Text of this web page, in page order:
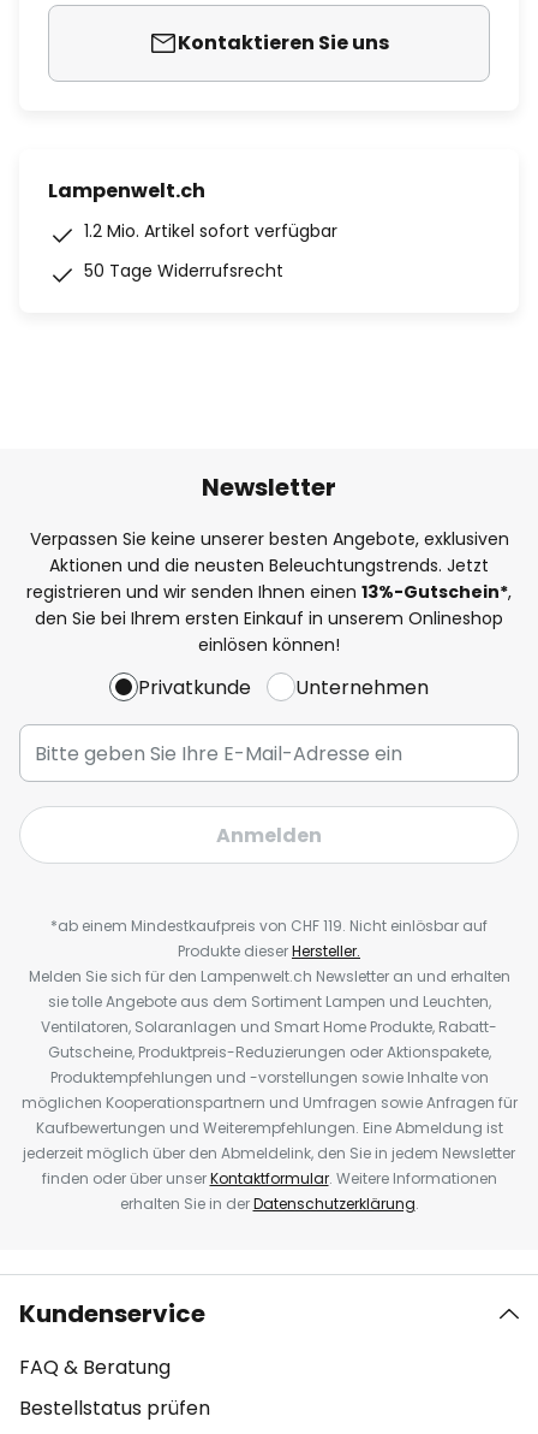
Kontaktieren Sie uns
Lampenwelt.ch
1.2 Mio. Artikel sofort verfügbar
50 Tage Widerrufsrecht
Newsletter
Verpassen Sie keine unserer besten Angebote, exklusiven
Aktionen und die neusten Beleuchtungstrends. Jetzt
registrieren und wir senden Ihnen einen 13%-Gutschein*,
den Sie bei Ihrem ersten Einkauf in unserem Onlineshop
einlösen können!
Privatkunde Unternehmen
Anmelden
*ab einem Mindestkaufpreis von CHF 119. Nicht einlösbar auf
Produkte dieserHersteller.
Melden Sie sich für den Lampenwelt.ch Newsletter an und erhalten
sie tolle Angebote aus dem Sortiment Lampen und Leuchten,
Ventilatoren, Solaranlagen und Smart Home Produkte, Rabatt-
Gutscheine, Produktpreis-Reduzierungen oder Aktionspakete,
Produktempfehlungen und -vorstellungen sowie Inhalte von
möglichen Kooperationspartnern und Umfragen sowie Anfragen für
Kaufbewertungen und Weiterempfehlungen. Eine Abmeldung ist
jederzeit möglich über den Abmeldelink, den Sie in jedem Newsletter
finden oder über unserKontaktformular. Weitere Informationen
erhalten Sie in derDatenschutzerklärung.
Kundenservice
FAQ & Beratung
Bestellstatus prüfen